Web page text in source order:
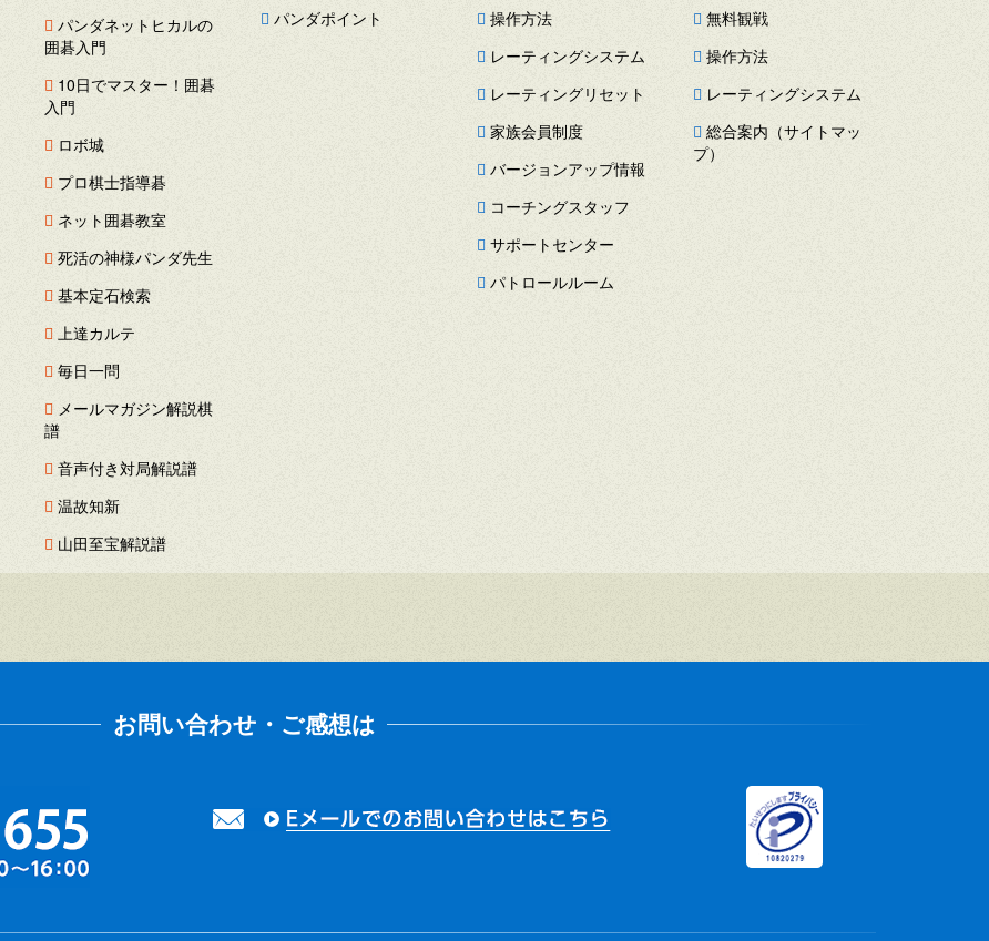
パンダネットヒカルの
囲碁入門
10日でマスター！囲碁
入門
ロボ城
プロ棋士指導碁
ネット囲碁教室
死活の神様パンダ先生
基本定石検索
上達カルテ
毎日一問
メールマガジン解説棋
譜
音声付き対局解説譜
温故知新
山田至宝解説譜
パンダポイント
操作方法
レーティングシステム
レーティングリセット
家族会員制度
バージョンアップ情報
コーチングスタッフ
サポートセンター
パトロールルーム
無料観戦
操作方法
レーティングシステム
総合案内（サイトマッ
プ）